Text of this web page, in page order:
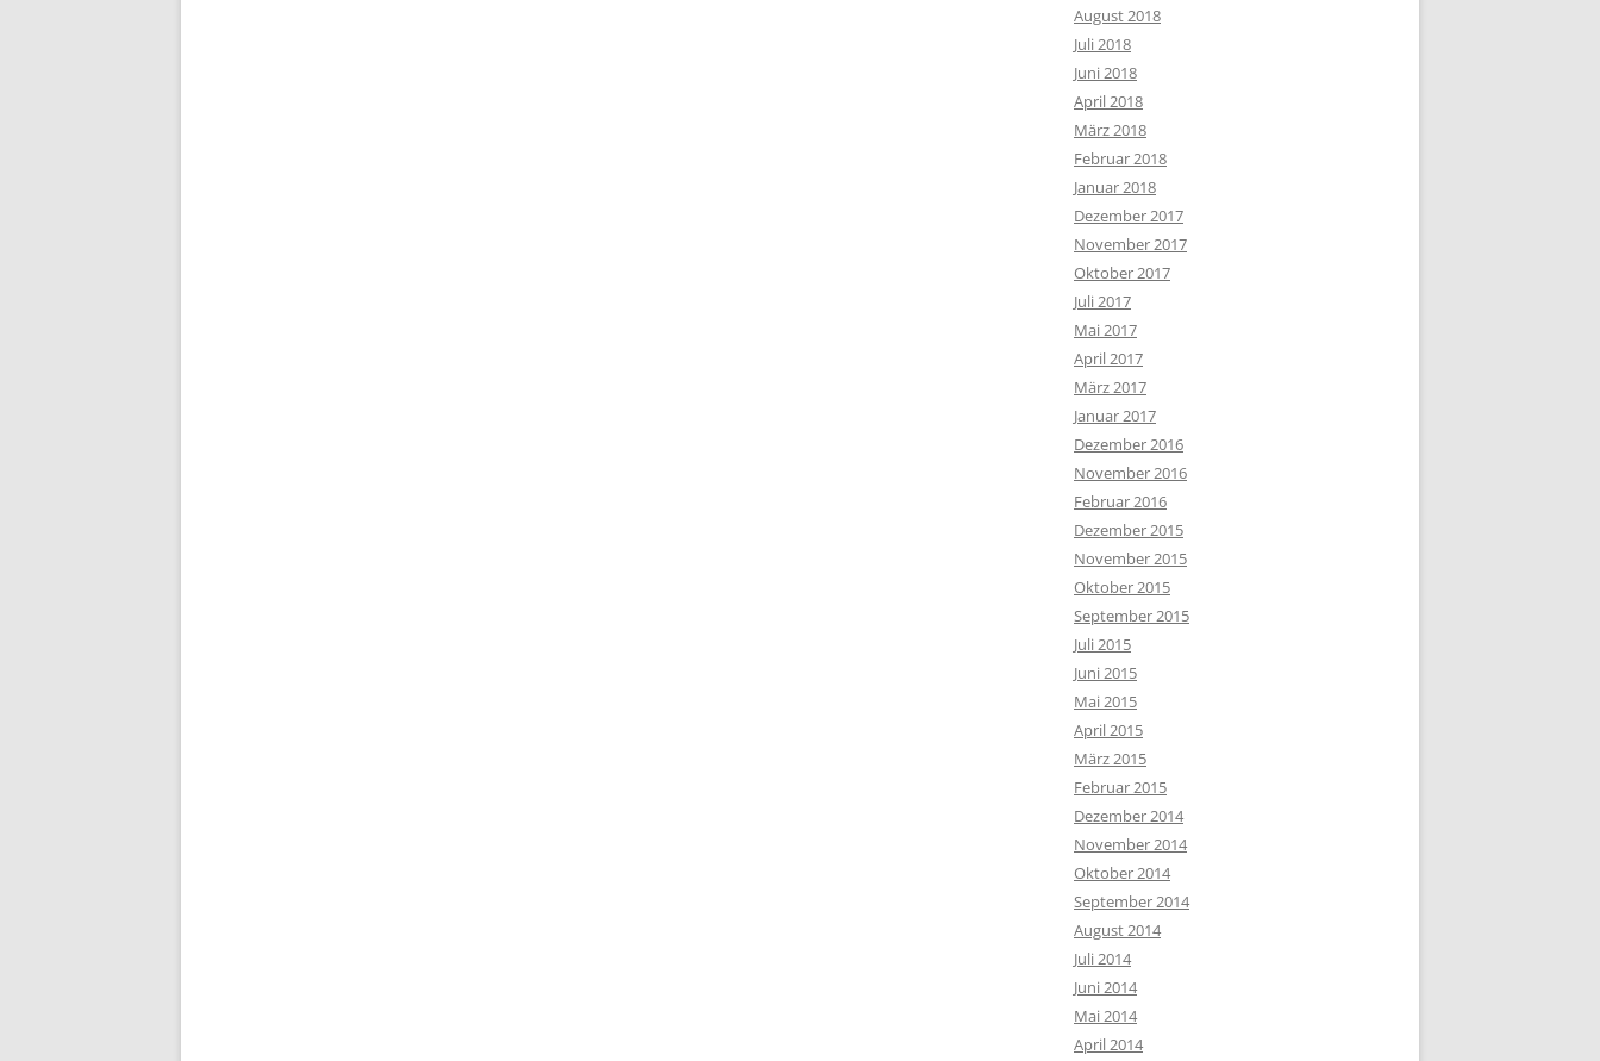
August 2018
Juli 2018
Juni 2018
April 2018
März 2018
Februar 2018
Januar 2018
Dezember 2017
November 2017
Oktober 2017
Juli 2017
Mai 2017
April 2017
März 2017
Januar 2017
Dezember 2016
November 2016
Februar 2016
Dezember 2015
November 2015
Oktober 2015
September 2015
Juli 2015
Juni 2015
Mai 2015
April 2015
März 2015
Februar 2015
Dezember 2014
November 2014
Oktober 2014
September 2014
August 2014
Juli 2014
Juni 2014
Mai 2014
April 2014